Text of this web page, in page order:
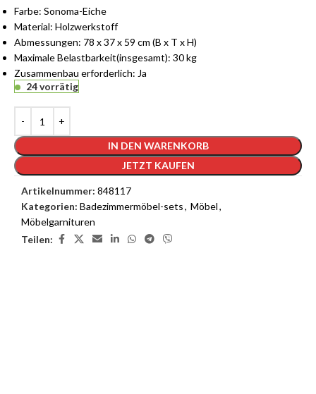
Farbe: Sonoma-Eiche
Material: Holzwerkstoff
Abmessungen: 78 x 37 x 59 cm (B x T x H)
Maximale Belastbarkeit(insgesamt): 30 kg
Zusammenbau erforderlich: Ja
24 vorrätig
IN DEN WARENKORB
JETZT KAUFEN
Artikelnummer: 848117
Kategorien: Badezimmermöbel-sets, Möbel,
Möbelgarnituren
Teilen: